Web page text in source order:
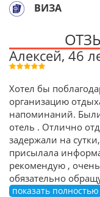
ВИЗА
Алексей, 46
Хотел бы
организацию
напоминаний.
отель . Отлично
задержали на
присылала
рекомендую ,
обязательно
показать полностью